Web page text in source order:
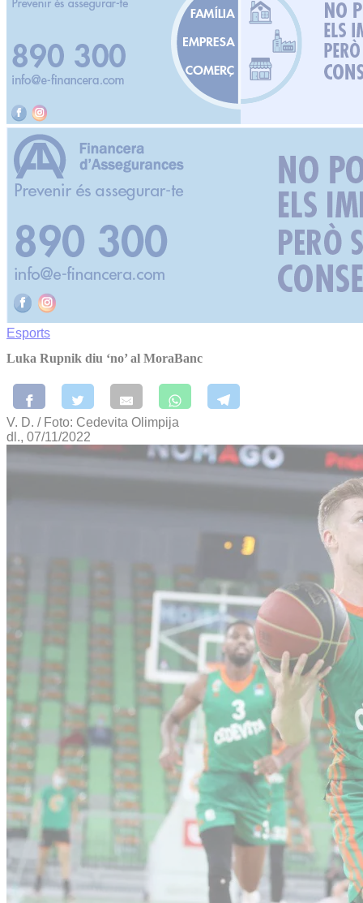
Esports
Luka Rupnik diu ‘no’ al MoraBanc
V. D. / Foto: Cedevita Olimpija
dl., 07/11/2022